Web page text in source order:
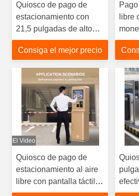
Quiosco de pago de
estacionamiento con
21,5 pulgadas de alto
brillo pago en efectivo
impermeable Ip65
Consiga el mejor precio
libre
El Video
Quiosco de pago de
estacionamiento al aire
libre con pantalla táctil
HD de 21,5 pulgadas